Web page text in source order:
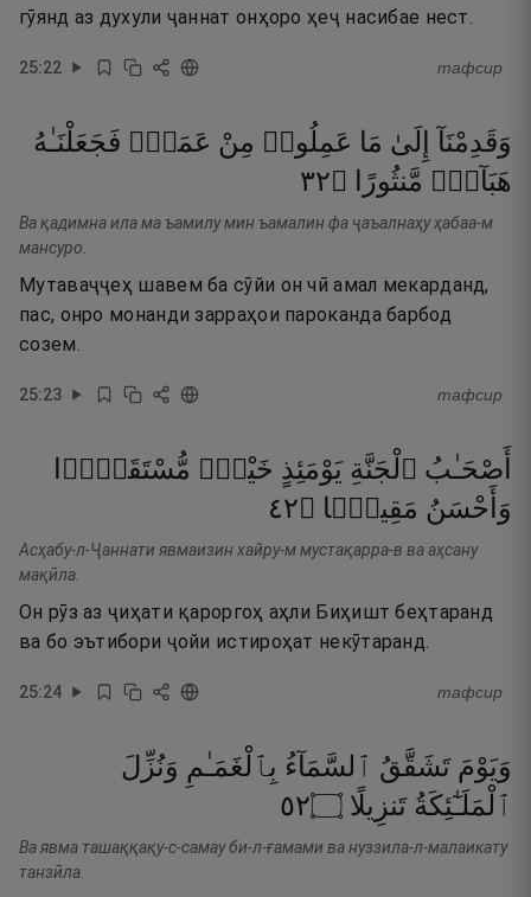
гӯянд аз духули ҷаннат онҳоро ҳеҷ насибае нест.
25:22 тафсир
وَقَدِمْنَآ إِلَىٰ مَا عَمِلُوا۟ مِنْ عَمَلٍۢ فَجَعَلْنَـٰهُ
هَبَآءًۭ مَّنثُورًا ۝٢٣
Ва қадимна ила ма ъамилу мин ъамалин фа ҷаъалнаҳу ҳабаа-м
мансуро.
Мутаваҷҷеҳ шавем ба сӯйи он чӣ амал мекарданд,
пас, онро монанди зарраҳои пароканда барбод
созем.
25:23 тафсир
أَصْحَـٰبُ ٱلْجَنَّةِ يَوْمَئِذٍ خَيْرٌۭ مُّسْتَقَرًّۭا
وَأَحْسَنُ مَقِيلًۭا ۝٢٤
Асҳабу-л-Ҷаннати явмаизин хайру-м мустақарра-в ва аҳсану
мақӣла.
Он рӯз аз ҷиҳати қароргоҳ аҳли Биҳишт беҳтаранд
ва бо эътибори ҷойи истироҳат некӯтаранд.
25:24 тафсир
وَيَوْمَ تَشَقَّقُ ٱلسَّمَآءُ بِٱلْغَمَـٰمِ وَنُزِّلَ
ٱلْمَلَـٰٓئِكَةُ تَنزِيلًا ۝٢٥
Ва явма ташаққақу-с-самау би-л-ғамами ва нуззила-л-малаикату
танзӣла.